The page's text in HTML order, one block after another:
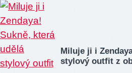
Miluje ji i
stylový outfit z